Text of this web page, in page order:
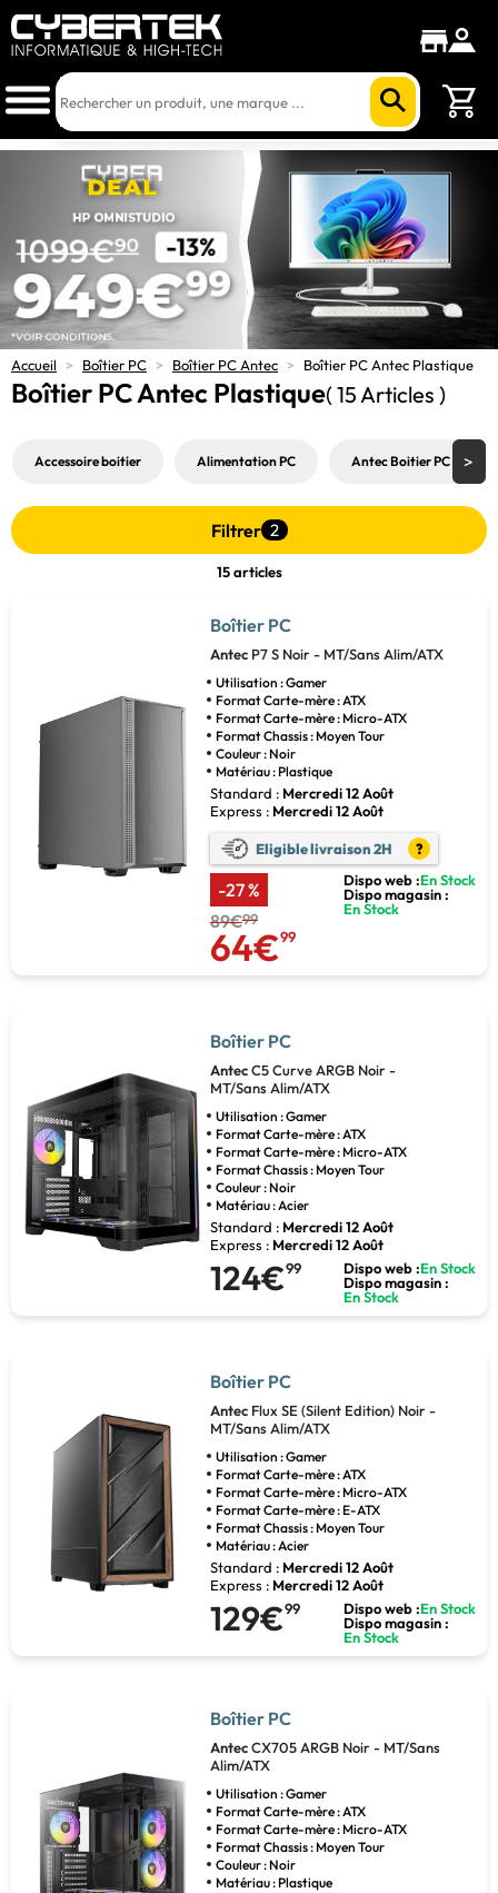
Accueil > Boîtier PC > Boîtier PC Antec > Boîtier PC Antec Plastique
Boîtier PC Antec Plastique( 15 Articles )
Accessoire boitier Alimentation PC Antec Boitier PC
Filtrer 2
15 articles
Boîtier PC
Antec P7 S Noir - MT/Sans Alim/ATX
Utilisation : Gamer
Format Carte-mère : ATX
Format Carte-mère : Micro-ATX
Format Chassis : Moyen Tour
Couleur : Noir
Matériau : Plastique
Standard : Mercredi 12 Août
Express : Mercredi 12 Août
Eligible livraison 2H ?
-27 %
89€99
64€99
Dispo web :En Stock
Dispo magasin :
En Stock
Boîtier PC
AntecC5 Curve ARGB Noir -
MT/Sans Alim/ATX
Utilisation : Gamer
Format Carte-mère : ATX
Format Carte-mère : Micro-ATX
Format Chassis : Moyen Tour
Couleur : Noir
Matériau : Acier
Standard : Mercredi 12 Août
Express : Mercredi 12 Août
124€99 Dispo web :En Stock
Dispo magasin :
En Stock
Boîtier PC
Antec Flux SE (Silent Edition) Noir -
MT/Sans Alim/ATX
Utilisation : Gamer
Format Carte-mère : ATX
Format Carte-mère : Micro-ATX
Format Carte-mère : E-ATX
Format Chassis : Moyen Tour
Matériau : Acier
Standard : Mercredi 12 Août
Express : Mercredi 12 Août
129€99 Dispo web :En Stock
Dispo magasin :
En Stock
Boîtier PC
AntecCX705 ARGB Noir - MT/Sans
Alim/ATX
Utilisation : Gamer
Format Carte-mère : ATX
Format Carte-mère : Micro-ATX
Format Chassis : Moyen Tour
Couleur : Noir
Matériau : Plastique